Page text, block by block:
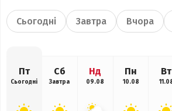
Сьогодні Завтра Вчора
Пт
Сьогодні
Сб
Завтра
Нд
09.08
Пн
10.08
Вт